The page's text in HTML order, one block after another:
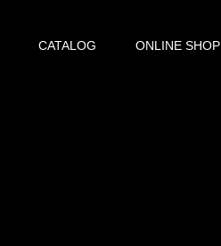
CATALOG ONLINE SHOP